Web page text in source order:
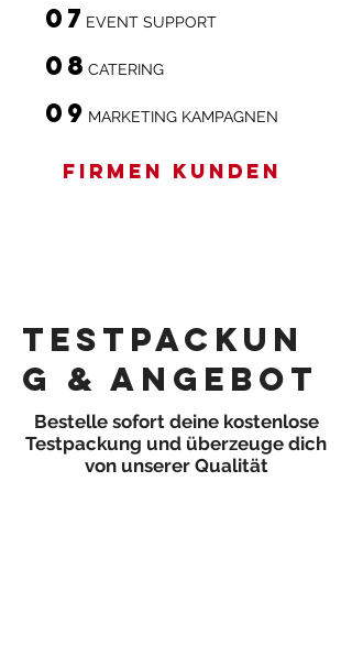
07 EVENT SUPPORT
08 CATERING
09 MARKETING KAMPAGNEN
FIRMEN KUNDEN
Testpackun
g & Angebot
Bestelle sofort deine kostenlose
Testpackung und überzeuge dich
von unserer Qualität